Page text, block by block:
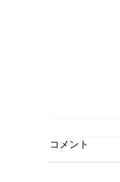
コメント